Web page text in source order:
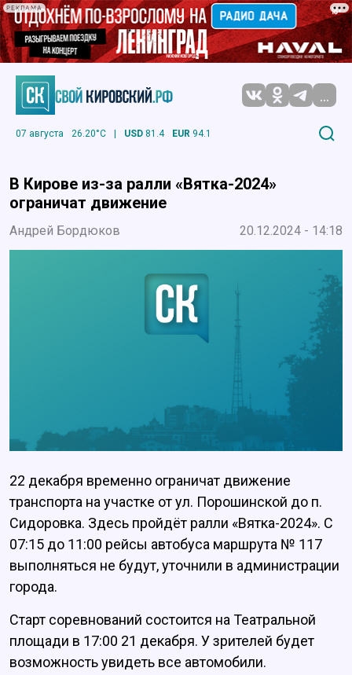
РЕКЛАМА
...
07 августа 26.20°C | USD 81.4 EUR 94.1
В Кирове из-за ралли «Вятка-2024»
ограничат движение
Андрей Бордюков 20.12.2024 - 14:18
22 декабря временно ограничат движение
транспорта на участке от ул. Порошинской до п.
Сидоровка. Здесь пройдёт ралли «Вятка-2024». С
07:15 до 11:00 рейсы автобуса маршрута № 117
выполняться не будут, уточнили в администрации
города.
Старт соревнований состоится на Театральной
площади в 17:00 21 декабря. У зрителей будет
возможность увидеть все автомобили.